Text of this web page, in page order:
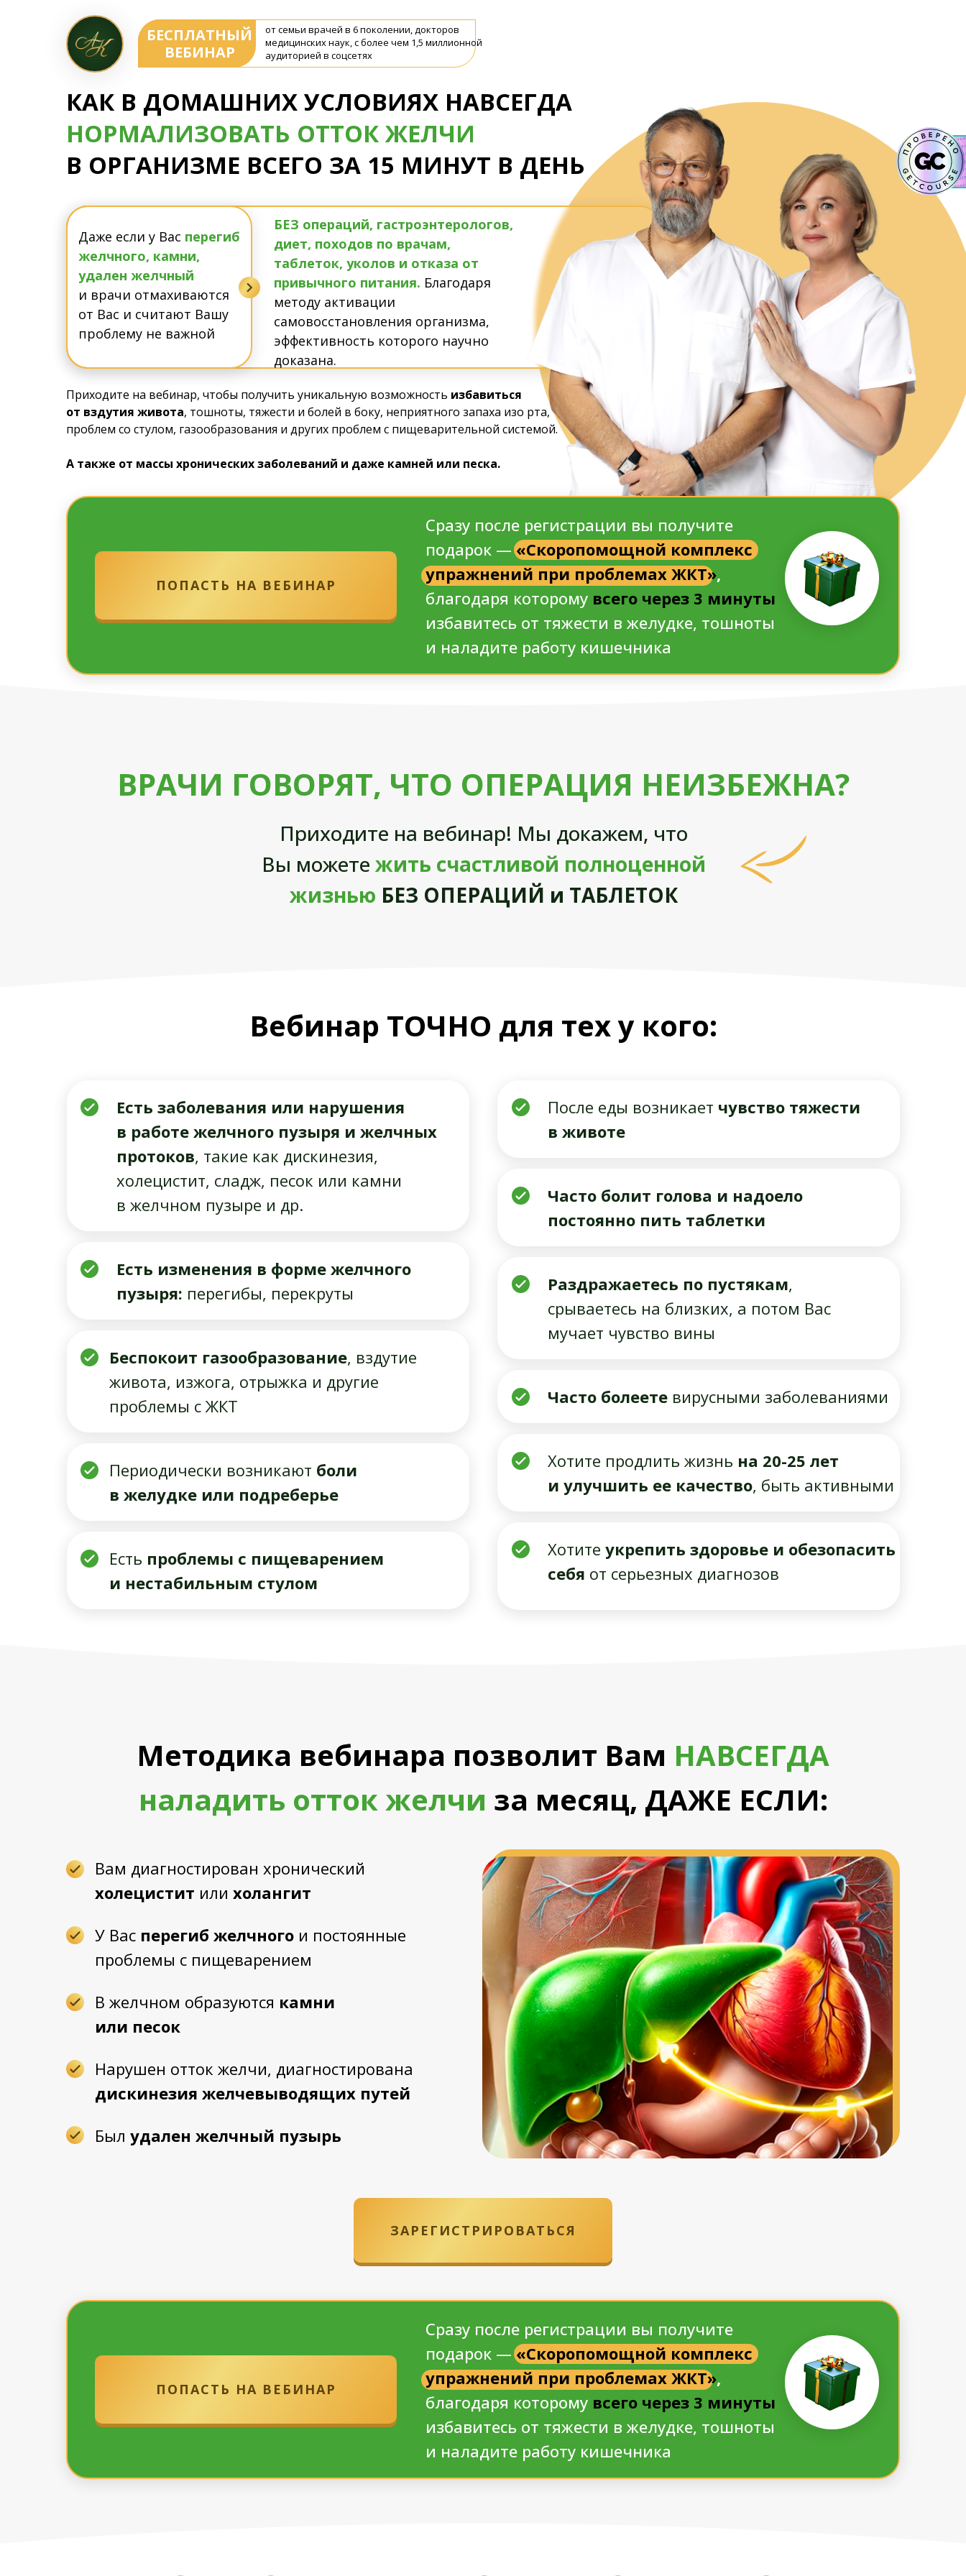
КАК В ДОМАШНИХ УСЛОВИЯХ НАВСЕГДА
НОРМАЛИЗОВАТЬ ОТТОК ЖЕЛЧИ
В ОРГАНИЗМЕ ВСЕГО ЗА 15 МИНУТ В ДЕНЬ
Даже если у Вас перегиб
желчного, камни,
удален желчный
и врачи отмахиваются
от Вас и считают Вашу
проблему не важной
БЕСПЛАТНЫЙ
ВЕБИНАР
от семьи врачей в 6 поколении, докторов
медицинских наук, с более чем 1,5 миллионной
аудиторией в соцсетях
Сразу после регистрации вы получите
подарок —«Скоропомощной комплекс
упражнений при проблемах ЖКТ»,
благодаря которому всего через 3 минуты
избавитесь от тяжести в желудке, тошноты
и наладите работу кишечника
ПОПАСТЬ НА ВЕБИНАР
БЕЗ операций, гастроэнтерологов,
диет, походов по врачам,
таблеток, уколов и отказа от
привычного питания. Благодаря
методу активации
самовосстановления организма,
эффективность которого научно
доказана.
Приходите на вебинар, чтобы получить уникальную возможность избавиться
от вздутия живота, тошноты, тяжести и болей в боку, неприятного запаха изо рта,
проблем со стулом, газообразования и других проблем с пищеварительной системой.
А также от массы хронических заболеваний и даже камней или песка.
ВРАЧИ ГОВОРЯТ, ЧТО ОПЕРАЦИЯ НЕИЗБЕЖНА?
Приходите на вебинар! Мы докажем, что
Вы можете жить счастливой полноценной
жизнью БЕЗ ОПЕРАЦИЙ и ТАБЛЕТОК
Вебинар ТОЧНО для тех у кого:
Есть изменения в форме желчного
пузыря: перегибы, перекруты
Периодически возникают боли
в желудке или подреберье
Есть проблемы с пищеварением
и нестабильным стулом
После еды возникает чувство тяжести
в животе
Часто болит голова и надоело
постоянно пить таблетки
Раздражаетесь по пустякам,
срываетесь на близких, а потом Вас
мучает чувство вины
Часто болеете вирусными заболеваниями
Беспокоит газообразование, вздутие
живота, изжога, отрыжка и другие
проблемы с ЖКТ
Хотите продлить жизнь на 20-25 лет
и улучшить ее качество, быть активными
Есть заболевания или нарушения
в работе желчного пузыря и желчных
протоков, такие как дискинезия,
холецистит, сладж, песок или камни
в желчном пузыре и др.
Хотите укрепить здоровье и обезопасить
себя от серьезных диагнозов
Методика вебинара позволит Вам НАВСЕГДА
наладить отток желчи за месяц, ДАЖЕ ЕСЛИ:
Вам диагностирован хронический
холецистит или холангит
У Вас перегиб желчного и постоянные
проблемы с пищеварением
В желчном образуются камни
или песок
Нарушен отток желчи, диагностирована
дискинезия желчевыводящих путей
ЗАРЕГИСТРИРОВАТЬСЯ
Был удален желчный пузырь
ПОПАСТЬ НА ВЕБИНАР
Сразу после регистрации вы получите
подарок —«Скоропомощной комплекс
упражнений при проблемах ЖКТ»,
благодаря которому всего через 3 минуты
избавитесь от тяжести в желудке, тошноты
и наладите работу кишечника